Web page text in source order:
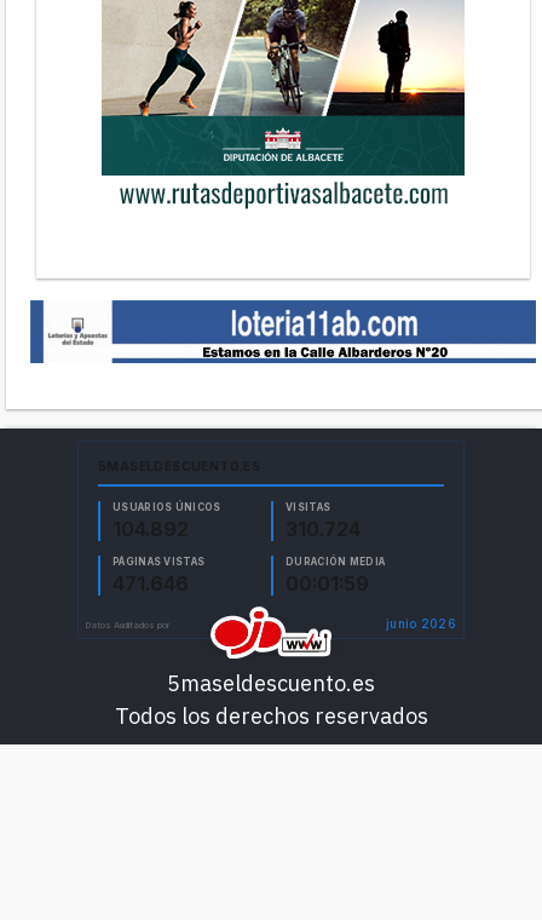
5maseldescuento.es
Todos los derechos reservados